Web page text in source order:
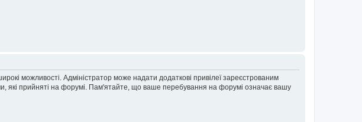
можливості. Адміністратор може надати додаткові привілеї зареєстрованим
які прийняті на форумі. Пам'ятайте, що ваше перебування на форумі означає вашу